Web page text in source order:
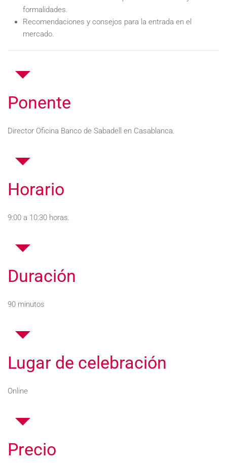
formalidades.
Recomendaciones y consejos para la entrada en el
mercado.
Ponente
Director Oficina Banco de Sabadell en Casablanca.
Horario
9:00 a 10:30 horas.
Duración
90 minutos
Lugar de celebración
Online
Precio